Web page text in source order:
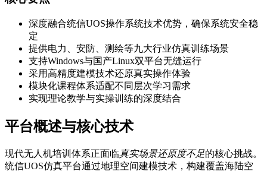
深度融合统信UOS操作系统技术优势，确保系统安全稳
定
提供电力、安防、测绘等九大行业仿真训练场景
支持Windows与国产Linux双平台无缝运行
采用高精度建模技术还原真实操作体验
模块化课程体系适配不同层次学习需求
实现理论教学与实操训练的深度结合
平台概述与核心技术
现代无人机培训体系正面临真实场景还原度不足的核心挑战。
统信UOS仿真平台通过地理空间建模技术，构建覆盖海陆空